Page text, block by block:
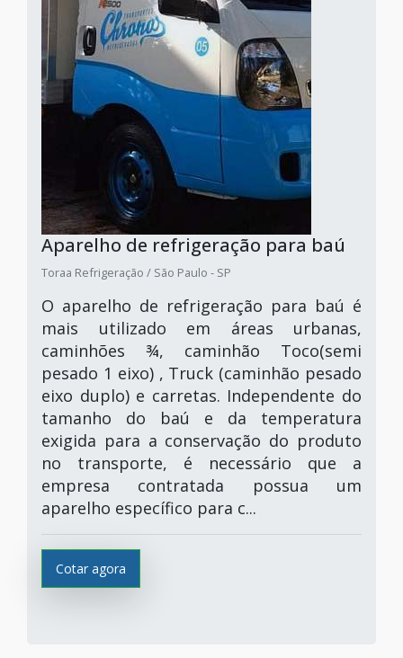
Aparelho de refrigeração para baú
Toraa Refrigeração / São Paulo - SP
O aparelho de refrigeração para baú é
mais utilizado em áreas urbanas,
caminhões ¾, caminhão Toco(semi
pesado 1 eixo) , Truck (caminhão pesado
eixo duplo) e carretas. Independente do
tamanho do baú e da temperatura
exigida para a conservação do produto
no transporte, é necessário que a
empresa contratada possua um
aparelho específico para c...
Cotar agora